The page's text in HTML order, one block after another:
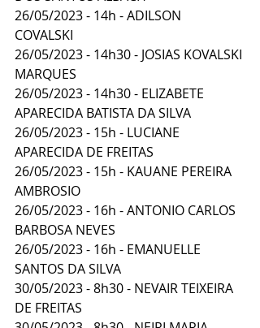
26/05/2023 - 14h - ADILSON
COVALSKI
26/05/2023 - 14h30 - JOSIAS KOVALSKI
MARQUES
26/05/2023 - 14h30 - ELIZABETE
APARECIDA BATISTA DA SILVA
26/05/2023 - 15h - LUCIANE
APARECIDA DE FREITAS
26/05/2023 - 15h - KAUANE PEREIRA
AMBROSIO
26/05/2023 - 16h - ANTONIO CARLOS
BARBOSA NEVES
26/05/2023 - 16h - EMANUELLE
SANTOS DA SILVA
30/05/2023 - 8h30 - NEVAIR TEIXEIRA
DE FREITAS